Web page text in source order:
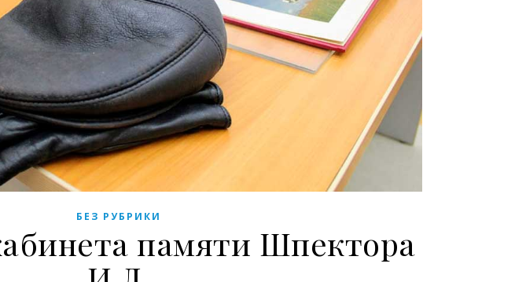
БЕЗ РУБРИКИ
памяти Шпектора